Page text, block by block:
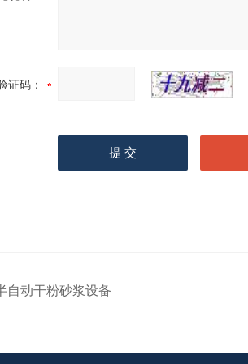
证码：
自动干粉砂浆设备